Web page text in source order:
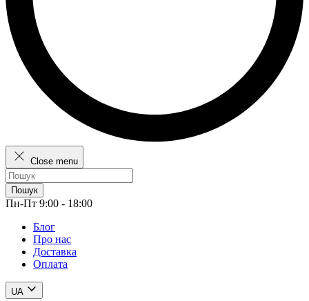
Close menu
Пошук
Пн-Пт 9:00 - 18:00
Блог
Про нас
Доставка
Оплата
UA